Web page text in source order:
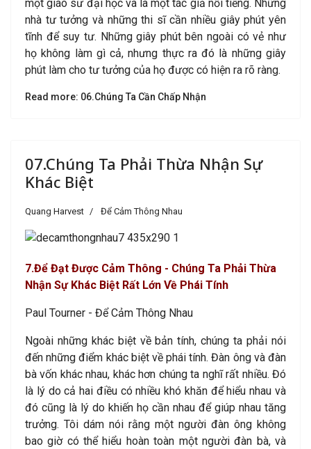
một giáo sư đại học và là một tác giả nổi tiếng. Những
nhà tư tưởng và những thi sĩ cần nhiều giây phút yên
tĩnh để suy tư. Những giây phút bên ngoài có vẻ như
họ không làm gì cả, nhưng thực ra đó là những giây
phút làm cho tư tưởng của họ được có hiện ra rõ ràng.
Read more: 06.Chúng Ta Cần Chấp Nhận
07.Chúng Ta Phải Thừa Nhận Sự
Khác Biệt
Quang Harvest Để Cảm Thông Nhau
7.Để Đạt Được Cảm Thông - Chúng Ta Phải Thừa
Nhận Sự Khác Biệt Rất Lớn Về Phái Tính
Paul Tourner - Để Cảm Thông Nhau
Ngoài những khác biệt về bản tính, chúng ta phải nói
đến những điểm khác biệt về phái tính. Đàn ông và đàn
bà vốn khác nhau, khác hơn chúng ta nghĩ rất nhiều. Đó
là lý do cả hai điều có nhiều khó khăn để hiểu nhau và
đó cũng là lý do khiến họ cần nhau để giúp nhau tăng
trưởng. Tôi dám nói rằng một người đàn ông không
bao giờ có thể hiểu hoàn toàn một người đàn bà, và